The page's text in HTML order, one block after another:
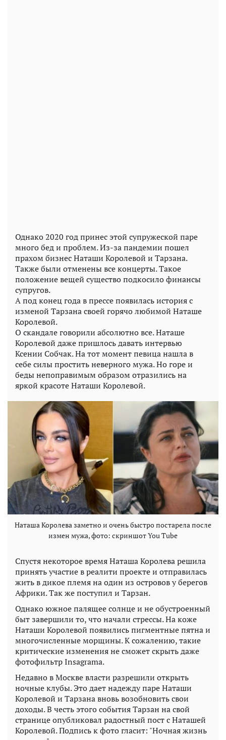
Однако 2020 год принес этой супружеской паре
много бед и проблем. Из-за пандемии пошел
прахом бизнес Наташи Королевой и Тарзана.
Также были отменены все концерты. Такое
положение вещей существо подкосило финансы
супругов.
А под конец года в прессе появилась история с
изменой Тарзана своей горячо любимой Наташе
Королевой.
О скандале говорили абсолютно все. Наташе
Королевой даже пришлось давать интервью
Ксении Собчак. На тот момент певица нашла в
себе силы простить неверного мужа. Но горе и
беды непоправимым образом отразились на
яркой красоте Наташи Королевой.
Наташа Королева заметно и очень быстро постарела после
измен мужа, фото: скриншот You Tube
Спустя некоторое время Наташа Королева решила
принять участие в реалити проекте и отправилась
жить в дикое племя на один из островов у берегов
Африки. Так же поступил и Тарзан.
Однако южное палящее солнце и не обустроенный
быт завершили то, что начали стрессы. На коже
Наташи Королевой появились пигментные пятна и
многочисленные морщины. К сожалению, такие
критические изменения не сможет скрыть даже
фотофильтр Insagrama.
Недавно в Москве власти разрешили открыть
ночные клубы. Это дает надежду паре Наташи
Королевой и Тарзана вновь возобновить свои
доходы. В честь этого события Тарзан на свой
странице опубликовал радостный пост с Наташей
Королевой. Подпись к фото гласит: "Ночная жизнь